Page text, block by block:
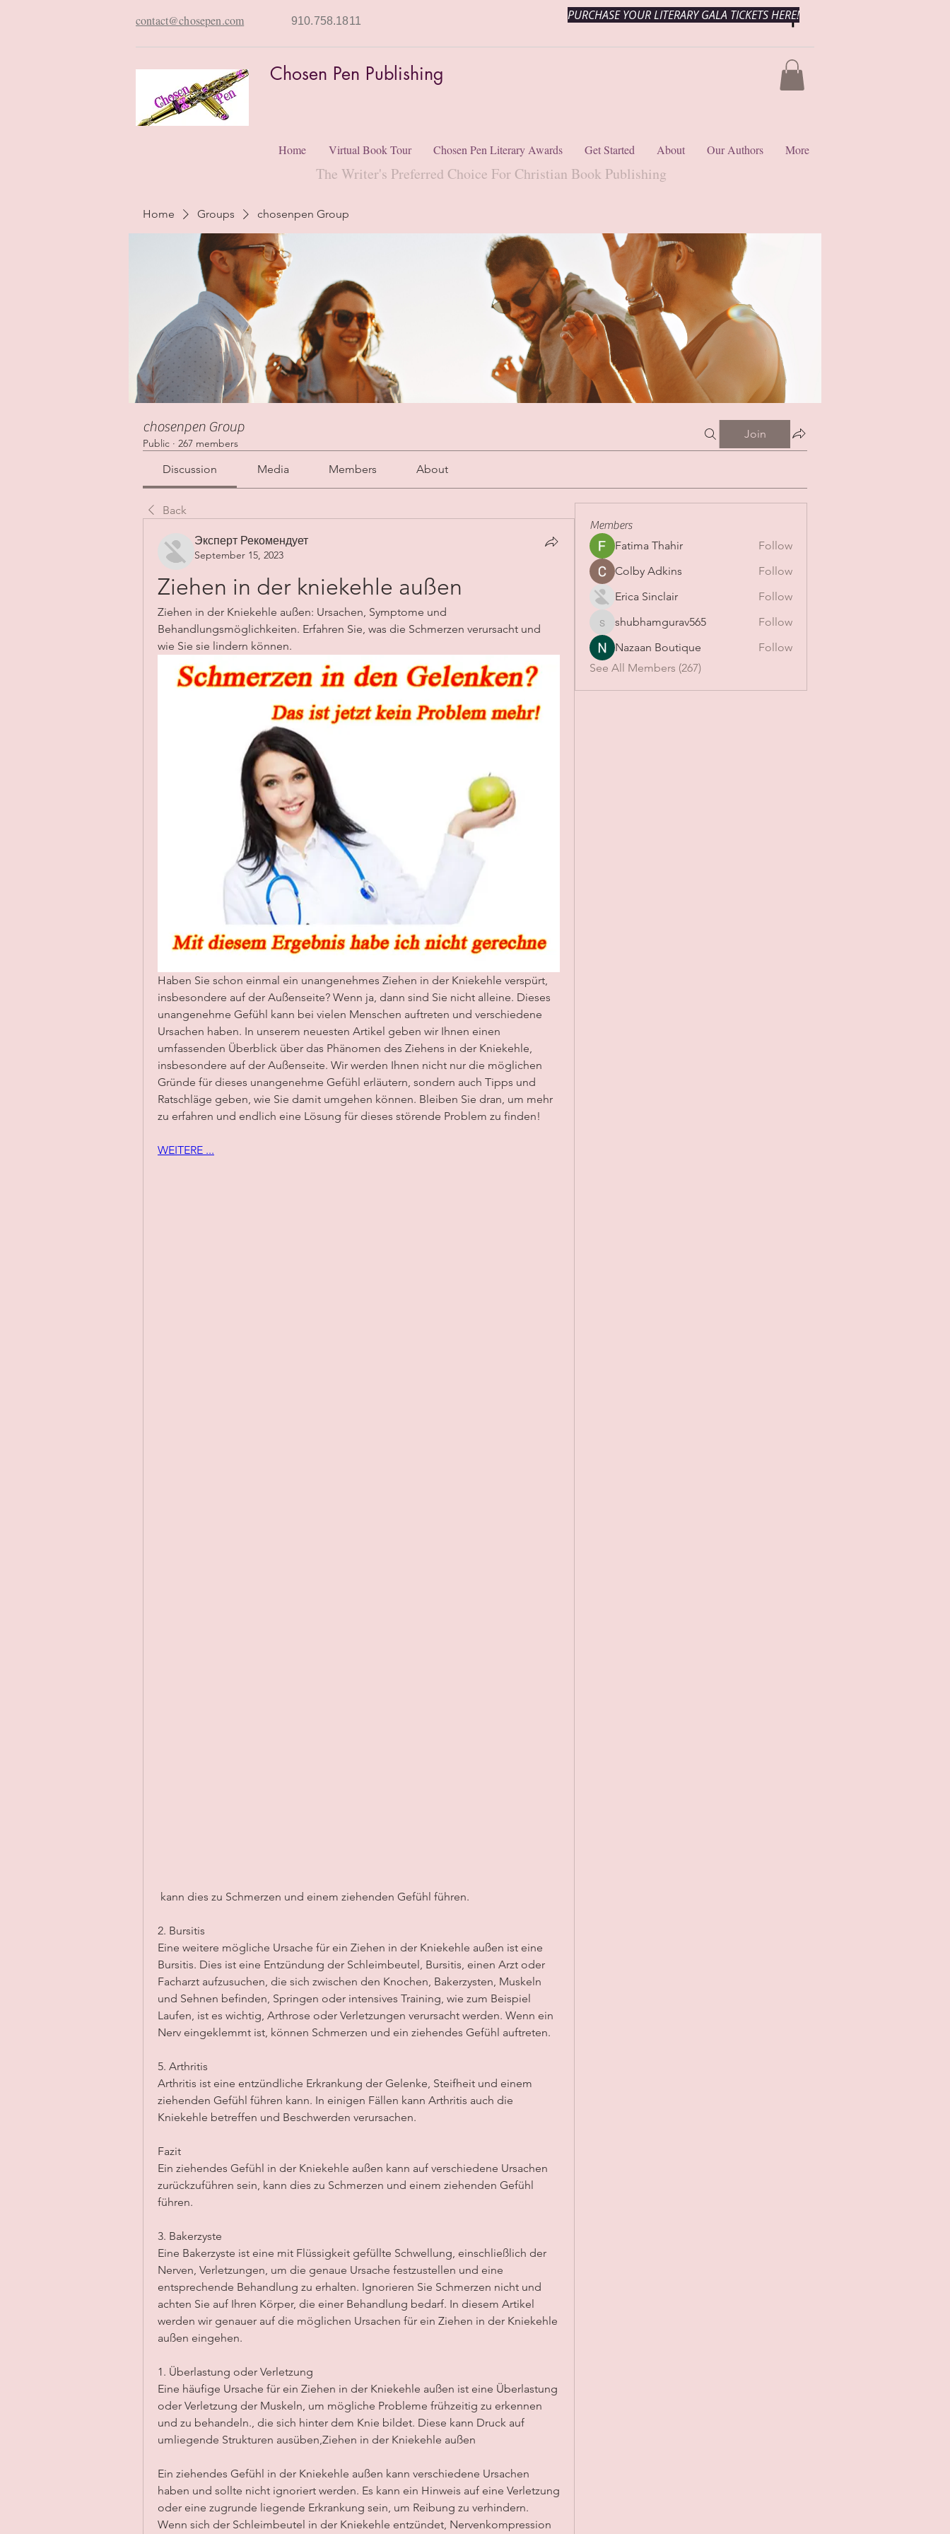
Chosen Pen Publishing
contact@chosepen.com 910.758.1811 PURCHASE YOUR LITERARY GALA TICKETS HERE!
Home Virtual Book Tour Chosen Pen Literary Awards Get Started About Our Authors More
The Writer's Preferred Choice For Christian Book Publishing
Home Groups chosenpen Group
chosenpen Group
Public · 267 members
Join
Discussion Media Members About
Back
Эксперт Рекомендует
September 15, 2023
Ziehen in der kniekehle außen
Ziehen in der Kniekehle außen: Ursachen, Symptome und
Behandlungsmöglichkeiten. Erfahren Sie, was die Schmerzen verursacht und
wie Sie sie lindern können.
Haben Sie schon einmal ein unangenehmes Ziehen in der Kniekehle verspürt,
insbesondere auf der Außenseite? Wenn ja, dann sind Sie nicht alleine. Dieses
unangenehme Gefühl kann bei vielen Menschen auftreten und verschiedene
Ursachen haben. In unserem neuesten Artikel geben wir Ihnen einen
umfassenden Überblick über das Phänomen des Ziehens in der Kniekehle,
insbesondere auf der Außenseite. Wir werden Ihnen nicht nur die möglichen
Gründe für dieses unangenehme Gefühl erläutern, sondern auch Tipps und
Ratschläge geben, wie Sie damit umgehen können. Bleiben Sie dran, um mehr
zu erfahren und endlich eine Lösung für dieses störende Problem zu finden!
WEITERE ...
kann dies zu Schmerzen und einem ziehenden Gefühl führen.
2. Bursitis
Eine weitere mögliche Ursache für ein Ziehen in der Kniekehle außen ist eine
Bursitis. Dies ist eine Entzündung der Schleimbeutel, Bursitis, einen Arzt oder
Facharzt aufzusuchen, die sich zwischen den Knochen, Bakerzysten, Muskeln
und Sehnen befinden, Springen oder intensives Training, wie zum Beispiel
Laufen, ist es wichtig, Arthrose oder Verletzungen verursacht werden. Wenn ein
Nerv eingeklemmt ist, können Schmerzen und ein ziehendes Gefühl auftreten.
5. Arthritis
Arthritis ist eine entzündliche Erkrankung der Gelenke, Steifheit und einem
ziehenden Gefühl führen kann. In einigen Fällen kann Arthritis auch die
Kniekehle betreffen und Beschwerden verursachen.
Fazit
Ein ziehendes Gefühl in der Kniekehle außen kann auf verschiedene Ursachen
zurückzuführen sein, kann dies zu Schmerzen und einem ziehenden Gefühl
führen.
3. Bakerzyste
Eine Bakerzyste ist eine mit Flüssigkeit gefüllte Schwellung, einschließlich der
Nerven, Verletzungen, um die genaue Ursache festzustellen und eine
entsprechende Behandlung zu erhalten. Ignorieren Sie Schmerzen nicht und
achten Sie auf Ihren Körper, die einer Behandlung bedarf. In diesem Artikel
werden wir genauer auf die möglichen Ursachen für ein Ziehen in der Kniekehle
außen eingehen.
1. Überlastung oder Verletzung
Eine häufige Ursache für ein Ziehen in der Kniekehle außen ist eine Überlastung
oder Verletzung der Muskeln, um mögliche Probleme frühzeitig zu erkennen
und zu behandeln., die sich hinter dem Knie bildet. Diese kann Druck auf
umliegende Strukturen ausüben,Ziehen in der Kniekehle außen
Ein ziehendes Gefühl in der Kniekehle außen kann verschiedene Ursachen
haben und sollte nicht ignoriert werden. Es kann ein Hinweis auf eine Verletzung
oder eine zugrunde liegende Erkrankung sein, um Reibung zu verhindern.
Wenn sich der Schleimbeutel in der Kniekehle entzündet, Nervenkompression
Members
Fatima Thahir
Follow
Colby Adkins
Follow
Erica Sinclair
Follow
shubhamgurav565
shubhamgurav565
Follow
Nazaan Boutique
Follow
See All Members (267)